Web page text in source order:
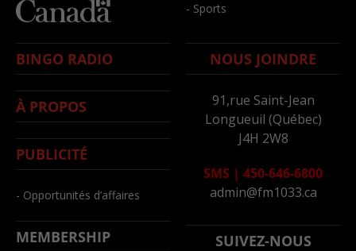
- Sports
BINGO RADIO
À PROPOS
PUBLICITÉ
- Opportunités d’affaires
MEMBERSHIP
NOUS JOINDRE
91,rue Saint-Jean
Longueuil (Québec)
J4H 2W8
SMS | 450-646-6800
admin@fm1033.ca
SUIVEZ-NOUS